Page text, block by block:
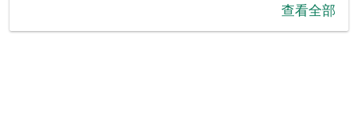
查看全部